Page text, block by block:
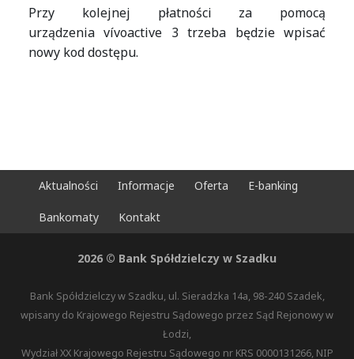
Przy kolejnej płatności za pomocą
urządzenia vívoactive 3 trzeba będzie wpisać
nowy kod dostępu.
Aktualności Informacje Oferta E-banking
Bankomaty Kontakt
2026 © Bank Spółdzielczy w Szadku
Bank Spółdzielczy w Szadku, ul. Sieradzka 14a, 98-240 Szadek,
wpisany do Krajowego Rejestru Sądowego przez Sąd Rejonowy w
Łodzi,
Wydział XX Krajowego Rejestru Sądowego nr KRS 0000131266, NIP